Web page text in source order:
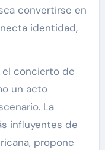
convertirse en
identidad,
el concierto de
un acto
La
influyentes de
propone